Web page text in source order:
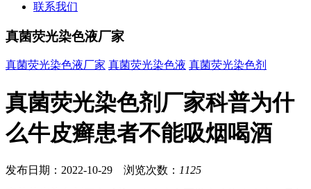
联系我们
真菌荧光染色液厂家
真菌荧光染色液厂家 真菌荧光染色液 真菌荧光染色剂
真菌荧光染色剂厂家科普为什
么牛皮癣患者不能吸烟喝酒
发布日期：2022-10-29 浏览次数： 1125